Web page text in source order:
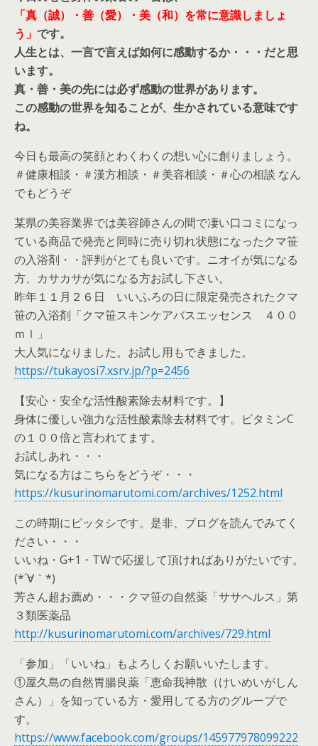
「真（誠）・善（愛）・美（和）を常に意識しましょ
う」 です。
人生とは、一言で言えば如何に感動するか・・・だと思
います。
真・善・美の先には必ず感動の世界があります。
この感動の世界を知ることが、生かされている意味です
ね。
今日も最高の笑顔とわくわくの想い心に創りましょう。
＃健康相談・＃漢方相談・＃美容相談・＃心の相談 なん
でもどうぞ
某県の美容業界では美容師さんの間で凄い口コミになっ
ている商品で発売と同時に売り切れ状態になったクマ笹
の入浴剤・・評判がとても良いです。ニオイが気になる
方、カサカサが気になる方お試し下さい。
昨年１１月２６日 いいふろの日に限定発売されたクマ
笹の入浴剤「クマ笹スキンケアバスエッセンス ４００
ｍｌ」
大人気になりました。お試し用もできました。
https://tukayosi7.xsrv.jp/?p=2456
【安心・安全な活性酸素除去材料です。】
身体に優しい強力な活性酸素除去材料です。ビタミンC
の１００倍と言われてます。
お試しあれ・・・
気になる方はこちらをどうぞ・・・
https://kusurinomarutomi.com/archives/1252.html
この時期にピッタシです。是非、ブログを読んでみてく
ださい・・・
いいね・G+1・TWで応援して頂ければありがたいです。
(*´∀｀*)
芳さん超お薦め・・・クマ笹の自然薬「ササヘルス」第
３類医薬品
http://kusurinomarutomi.com/archives/729.html
「参加」「いいね」もよろしくお願いいたします。
①屋久島の自然胃腸良薬「恵命我神散（けいめいがしん
さん）」を知っている方・愛用してる方のグループで
す。
https://www.facebook.com/groups/145977978099222